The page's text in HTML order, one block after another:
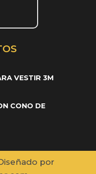
VESTIR 3M
CONO DE
por